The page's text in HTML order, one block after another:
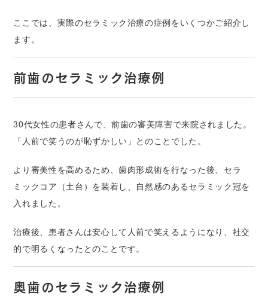
ここでは、実際のセラミック治療の症例をいくつかご紹介し
ます。
前歯のセラミック治療例
30代女性の患者さんで、前歯の審美障害で来院されました。
「人前で笑うのが恥ずかしい」とのことでした。
より審美性を高めるため、歯肉形成術を行なった後、セラ
ミックコア（土台）を装着し、自然感のあるセラミック冠を
入れました。
治療後、患者さんは安心して人前で笑えるようになり、社交
的で明るくなったとのことです。
奥歯のセラミック治療例